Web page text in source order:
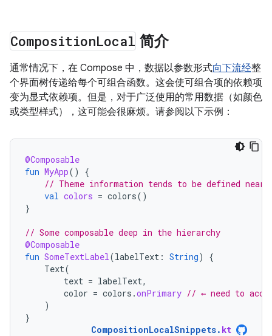
CompositionLocal 简介
通常情况下，在 Compose 中，数据以参数形式向下流经整
个界面树传递给每个可组合函数。这会使可组合项的依赖项
变为显式依赖项。但是，对于广泛使用的常用数据（如颜色
或类型样式），这可能会很麻烦。请参阅以下示例：
@Composable
fun MyApp()
{
// Theme information tends to be defined
val colors = colors()
}
// Some composable deep in the hierarchy
@Composable
fun SomeTextLabel(labelText : String)
{
Text(
text = labelText,
color = colors .onPrimary // ← need to
)
}
CompositionLocalSnippets. kt